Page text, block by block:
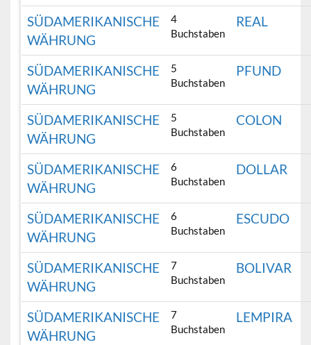
SÜDAMERIKANISCHE
WÄHRUNG
4
Buchstaben
REAL
SÜDAMERIKANISCHE
WÄHRUNG
5
Buchstaben
PFUND
SÜDAMERIKANISCHE
WÄHRUNG
5
Buchstaben
COLON
SÜDAMERIKANISCHE
WÄHRUNG
6
Buchstaben
DOLLAR
SÜDAMERIKANISCHE
WÄHRUNG
6
Buchstaben
ESCUDO
SÜDAMERIKANISCHE
WÄHRUNG
7
Buchstaben
BOLIVAR
SÜDAMERIKANISCHE
WÄHRUNG
7
Buchstaben
LEMPIRA